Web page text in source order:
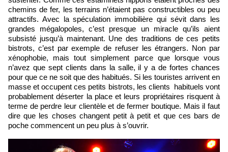
chemins de fer, les terrains n’étaient pas constructibles ou peu
attractifs. Avec la spéculation immobilière qui sévit dans les
grandes mégalopoles, c’est presque un miracle qu’ils aient
subsisté jusqu’à maintenant. Une des traditions de ces petits
bistrots, c’est par exemple de refuser les étrangers. Non par
xénophobie, mais tout simplement parce que lorsque vous
n’avez que sept clients dans la salle, il y a de fortes chances
pour que ce ne soit que des habitués. Si les touristes arrivent en
masse et occupent ces petits bistrots, les clients habituels vont
probablement déserter la place et leurs propriétaires risquent à
terme de perdre leur clientèle et de fermer boutique. Mais il faut
dire que les choses changent petit à petit et que ces bars de
poche commencent un peu plus à s’ouvrir.